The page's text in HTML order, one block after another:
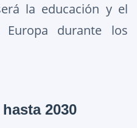
la educación y el
durante los
2030